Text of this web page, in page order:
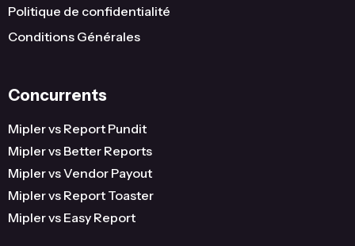
Politique de confidentialité
Conditions Générales
Concurrents
Mipler vs Report Pundit
Mipler vs Better Reports
Mipler vs Vendor Payout
Mipler vs Report Toaster
Mipler vs Easy Report